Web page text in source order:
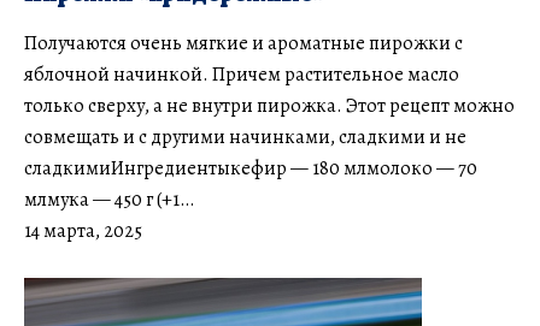
Получаются очень мягкие и ароматные пирожки с
яблочной начинкой. Причем растительное масло
только сверху, а не внутри пирожка. Этот рецепт можно
совмещать и с другими начинками, сладкими и не
сладкимиИнгредиентыкефир — 180 млмолоко — 70
млмука — 450 г (+1…
14 марта, 2025